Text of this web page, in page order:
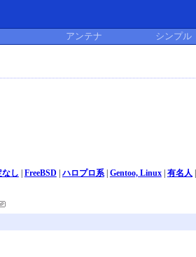
アンテナ シンプル
なし FreeBSD |ハロプロ系| Gentoo, Linux| 有名人